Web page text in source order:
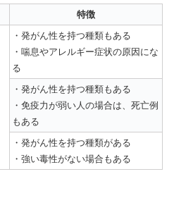
特徴
・発がん性を持つ種類もある
・喘息やアレルギー症状の原因にな
る
・発がん性を持つ種類もある
・免疫力が弱い人の場合は、死亡例
もある
・発がん性を持つ種類がある
・強い毒性がない場合もある